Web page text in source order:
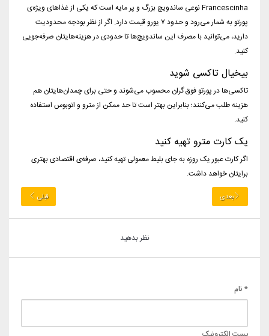
Francescinha نوعی ساندویچ بزرگ و پر مایه است که یکی از غذاهای ویژه‌ی
پورتو به شمار می‌رود و حدود ۷ یورو قیمت دارد. اگر از نظر بودجه محدودیت
دارید، می‌توانید با مصرف این ساندویچ‌ها تا حدودی در هزینه‌هایتان صرفه‌جویی
کنید.
بیخیال تاکسی شوید
تاکسی‌ها در پورتو فوق گران محسوب می‌شوند و حتی برای چمدان‌هایتان هم
هزینه طلب می‌کنند؛ بنابراین بهتر است تا حد ممکن از مترو و اتوبوس استفاده
کنید.
یک کارت مترو تهیه کنید
اگر کارت عبور یک روزه به جای بلیط معمولی تهیه کنید، صرفه‌ی اقتصادی بهتری
برایتان خواهد داشت.
بعدی قبلی
نظر بدهید
* نام